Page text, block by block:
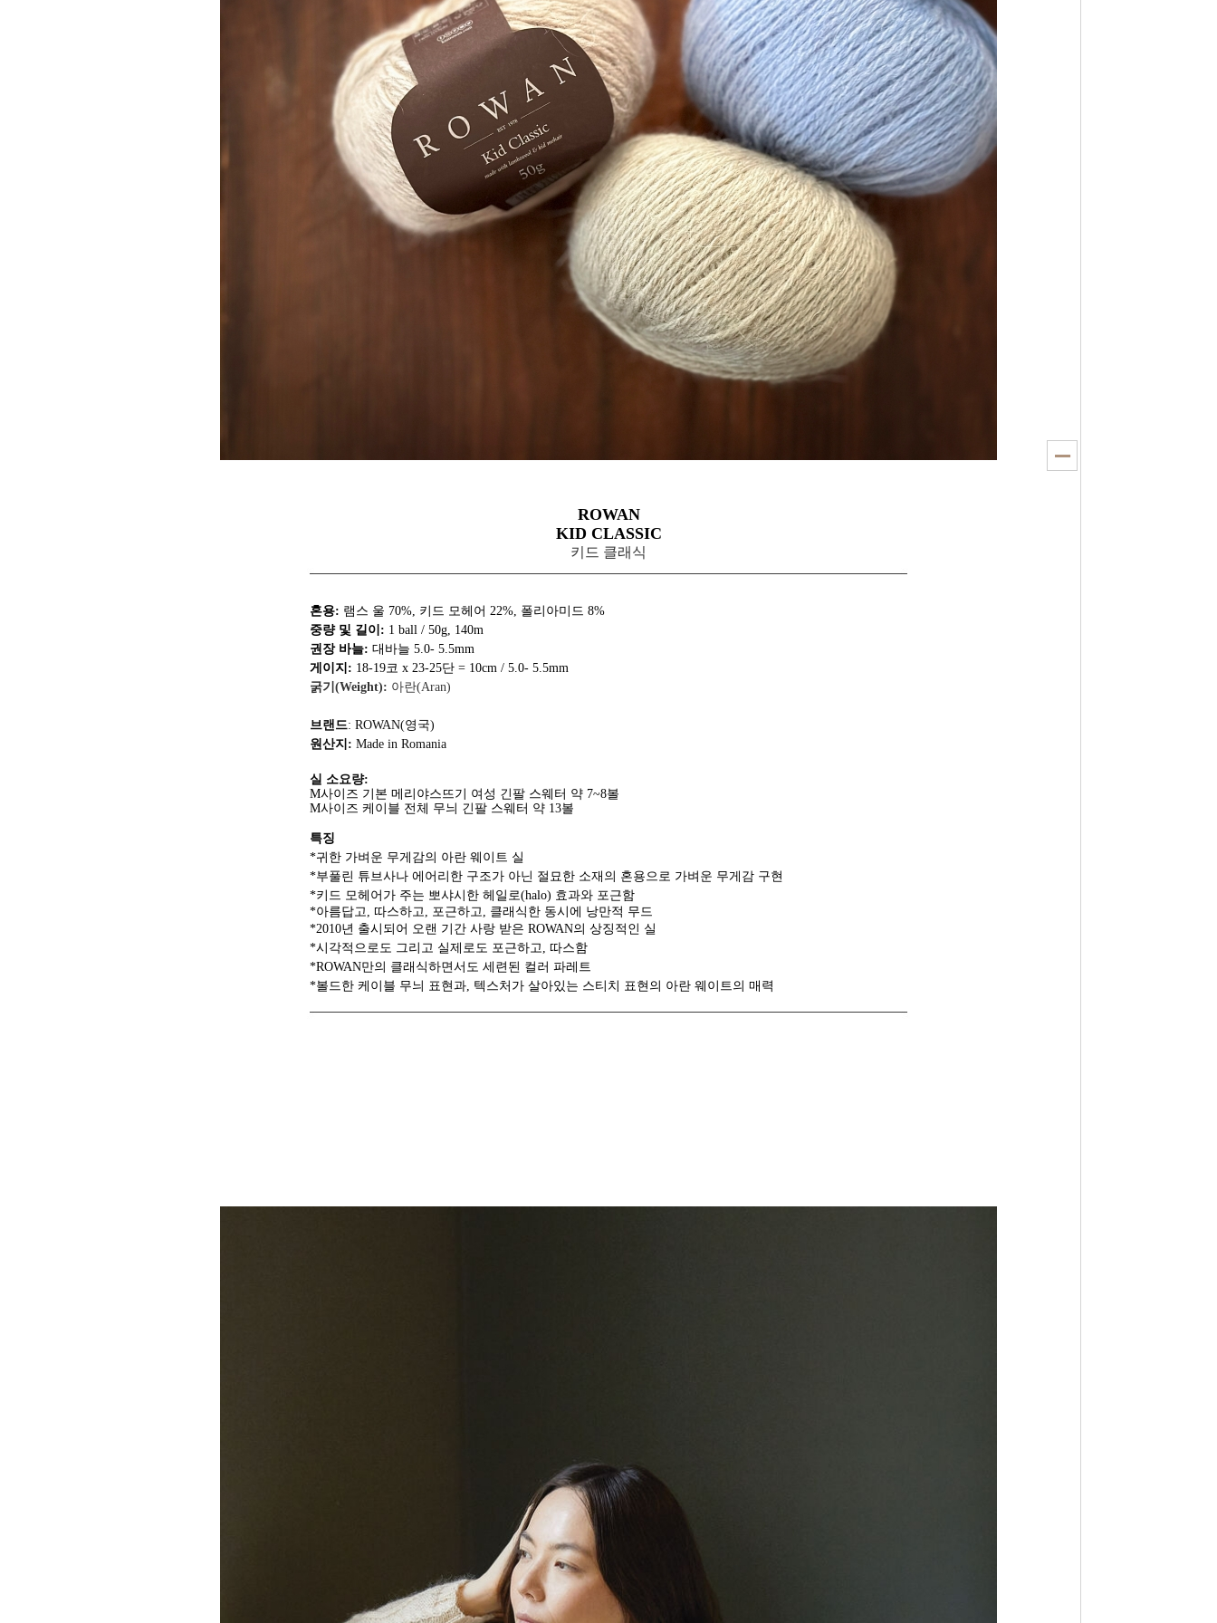
ROWAN
KID CLASSIC
키드 클래식
혼용: 램스 울 70%, 키드 모헤어 22%, 폴리아미드 8%
중량 및 길이: 1 ball / 50g, 140m
권장 바늘: 대바늘 5.0- 5.5mm
게이지: 18-19코 x 23-25단 = 10cm / 5.0- 5.5mm
굵기(Weight): 아란(Aran)
브랜드: ROWAN(영국)
원산지: Made in Romania
실 소요량:
M사이즈 기본 메리야스뜨기 여성 긴팔 스웨터 약 7~8볼
M사이즈 케이블 전체 무늬 긴팔 스웨터 약 13볼
특징
*귀한 가벼운 무게감의 아란 웨이트 실
*부풀린 튜브사나 에어리한 구조가 아닌 절묘한 소재의 혼용으로 가벼운 무게감 구현
*키드 모헤어가 주는 뽀샤시한 헤일로(halo) 효과와 포근함
*아름답고, 따스하고, 포근하고, 클래식한 동시에 낭만적 무드
*2010년 출시되어 오랜 기간 사랑 받은 ROWAN의 상징적인 실
*시각적으로도 그리고 실제로도 포근하고, 따스함
*ROWAN만의 클래식하면서도 세련된 컬러 파레트
*볼드한 케이블 무늬 표현과, 텍스처가 살아있는 스티치 표현의 아란 웨이트의 매력